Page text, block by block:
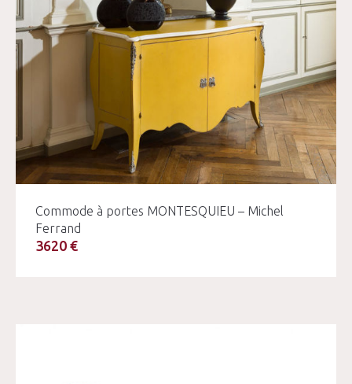
Commode à portes MONTESQUIEU – Michel
Ferrand
3620 €